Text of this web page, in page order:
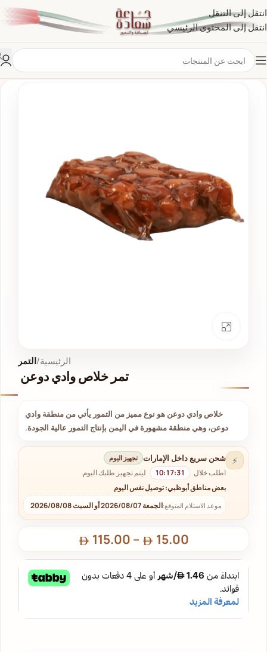
انتقل إلى التنقل
انتقل إلى المحتوى الرئيسي
الرئيسية التمر
⁨تمر خلاص وادي دوعن ⁩⁩⁩
خلاص وادي دوعن هو نوع مميز من التمور يأتي من منطقة وادي
دوعن، وهي منطقة مشهورة في اليمن بإنتاج التمور عالية الجودة.
⚡ شحن سريع داخل الإمارات تجهيز اليوم
اطلب خلال 10:17:31
ليتم تجهيز طلبك اليوم.
بعض مناطق أبوظبي: توصيل نفس اليوم
موعد الاستلام المتوقع:الجمعة 2026/08/07 أو السبت 2026/08/08
15.00
–
115.00